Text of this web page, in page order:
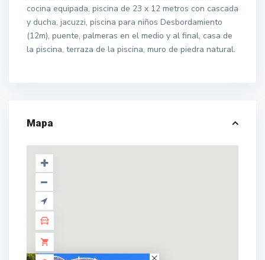
cocina equipada, piscina de 23 x 12 metros con cascada
y ducha, jacuzzi, piscina para niños Desbordamiento
(12m), puente, palmeras en el medio y al final, casa de
la piscina, terraza de la piscina, muro de piedra natural.
Mapa